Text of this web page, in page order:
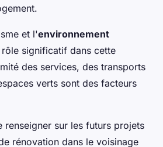
et l'environnement
rôle significatif dans cette
des services, des transports
verts sont des facteurs
renseigner sur les futurs projets
rénovation dans le voisinage